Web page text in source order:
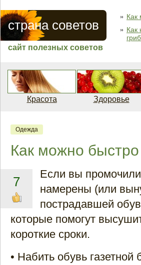
страна советов
сайт полезных советов
Как
Как
Красота Здоровье
Одежда
Как можно
7
Если вы
намерены (или
пострадавшей
которые помогут
короткие сроки.
• Набить обувь